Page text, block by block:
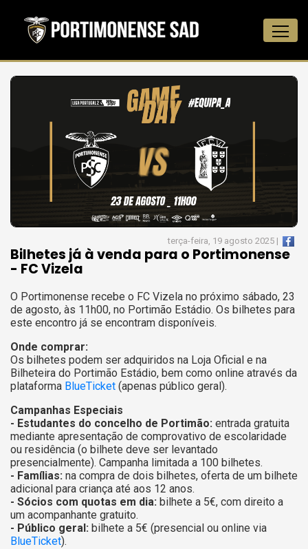
terça-feira, 19 agosto 2025 |
Bilhetes já à venda para o Portimonense
- FC Vizela
O Portimonense recebe o FC Vizela no próximo sábado, 23
de agosto, às 11h00, no Portimão Estádio. Os bilhetes para
este encontro já se encontram disponíveis.
Onde comprar:
Os bilhetes podem ser adquiridos na Loja Oficial e na
Bilheteira do Portimão Estádio, bem como online através da
plataforma BlueTicket (apenas público geral).
Campanhas Especiais
- Estudantes do concelho de Portimão: entrada gratuita
mediante apresentação de comprovativo de escolaridade
ou residência (o bilhete deve ser levantado
presencialmente). Campanha limitada a 100 bilhetes.
- Famílias: na compra de dois bilhetes, oferta de um bilhete
adicional para criança até aos 12 anos.
- Sócios com quotas em dia: bilhete a 5€, com direito a
um acompanhante gratuito.
- Público geral: bilhete a 5€ (presencial ou online via
BlueTicket).